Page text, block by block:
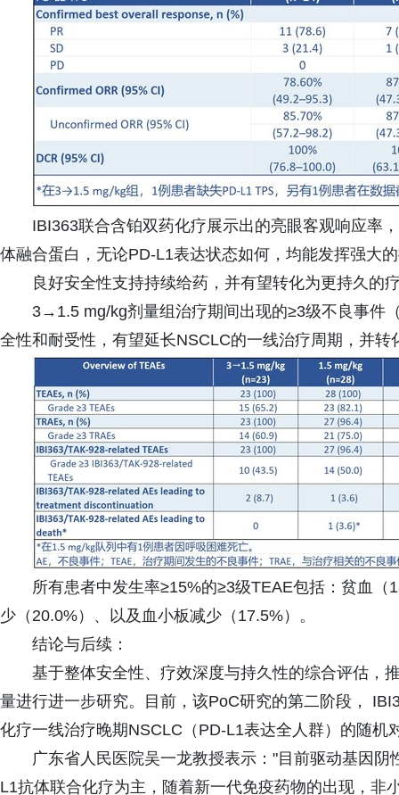
IBI363联合含铂双药化疗展示出的亮眼客观响应率
体融合蛋白，无论PD-L1表达状态如何，均能发挥强大
良好安全性支持持续给药，并有望转化为更持久的
3→1.5 mg/kg剂量组治疗期间出现的≥3级不良事件
全性和耐受性，有望延长NSCLC的一线治疗周期，并转
所有患者中发生率≥15%的≥3级TEAE包括：贫血
少（20.0%）、以及血小板减少（17.5%）。
结论与后续：
基于整体安全性、疗效深度与持久性的综合评估
量进行进一步研究。目前，该PoC研究的第二阶段，
化疗一线治疗晚期NSCLC（PD-L1表达全人群）的随机
广东省人民医院吴一龙教授表示："目前驱动基因
L1抗体联合化疗为主，随着新一代免疫药物的出现，非